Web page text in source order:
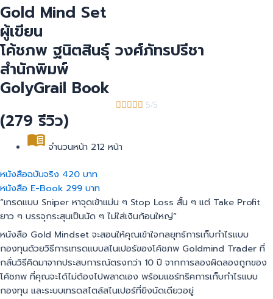
Gold Mind Set
ผู้เขียน
โค้ชภพ ฐนิตสินธุ์ วงศ์ภัทรปรีชา
สำนักพิมพ์
GolyGrail Book
     5/5
(279 รีวิว)
จำนวนหน้า 212 หน้า
หนังสือฉบับจริง 420 บาท
หนังสือ E-Book 299 บาท
“เทรดแบบ Sniper หาจุดเข้าแม่น ๆ Stop Loss สั้น ๆ แต่ Take Profit
ยาว ๆ บรรจุกระสุนเป็นนัด ๆ ไม่ใส่เงินก้อนใหญ่”
หนังสือ Gold Mindset จะสอนให้คุณเข้าใจกลยุทธ์การเก็บกำไรแบบ
กองทุนด้วยวิธีการเทรดแบบสไนเปอร์ของโค้ชภพ Goldmind Trader ที่
กลั่นวิธีคิดมาจากประสบการณ์ตรงกว่า 10 ปี จากการลองผิดลองถูกของ
โค้ชภพ ที่คุณจะได้ไม่ต้องไปพลาดเอง พร้อมแชร์ทริคการเก็บกำไรแบบ
กองทุน และระบบเทรดสไตล์สไนเปอร์ที่ยิงนัดเดียวอยู่